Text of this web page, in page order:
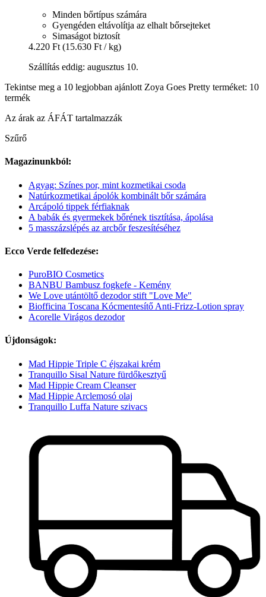
Minden bőrtípus számára
Gyengéden eltávolítja az elhalt bőrsejteket
Simaságot biztosít
4.220 Ft (15.630 Ft / kg)
Szállítás eddig: augusztus 10.
Tekintse meg a 10 legjobban ajánlott Zoya Goes Pretty terméket: 10
termék
Az árak az ÁFÁT tartalmazzák
Szűrő
Magazinunkból:
Agyag: Színes por, mint kozmetikai csoda
Natúrkozmetikai ápolók kombinált bőr számára
Arcápoló tippek férfiaknak
A babák és gyermekek bőrének tisztítása, ápolása
5 masszázslépés az arcbőr feszesítéséhez
Ecco Verde felfedezése:
PuroBIO Cosmetics
BANBU Bambusz fogkefe - Kemény
We Love utántöltő dezodor stift "Love Me"
Biofficina Toscana Kócmentesítő Anti-Frizz-Lotion spray
Acorelle Virágos dezodor
Újdonságok:
Mad Hippie Triple C éjszakai krém
Tranquillo Sisal Nature fürdőkesztyű
Mad Hippie Cream Cleanser
Mad Hippie Arclemosó olaj
Tranquillo Luffa Nature szivacs